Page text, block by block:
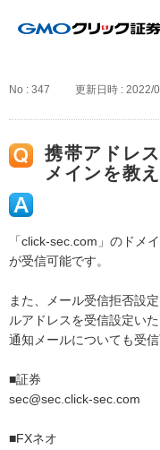
No : 347 更新日時 : 2022/
携帯アドレ
メインを教
「click-sec.com」のドメ
が受信可能です。
また、メール受信拒否設
ルアドレスを受信設定い
通知メールについても受信
■証券
sec@sec.click-sec.com
■FXネオ